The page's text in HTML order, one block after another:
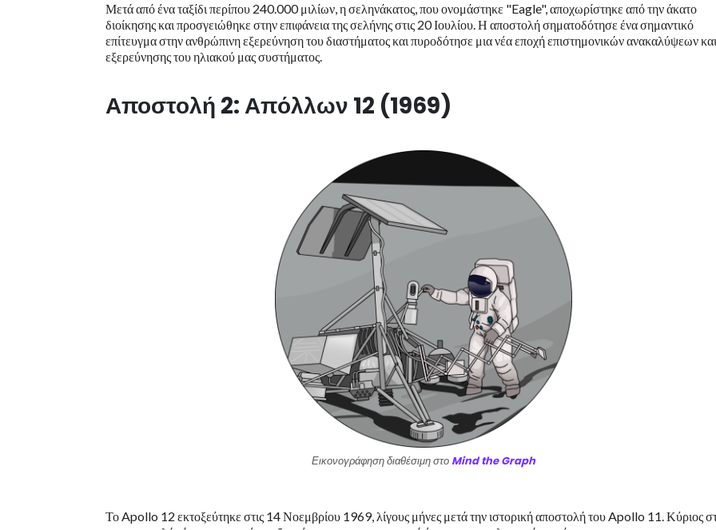
Μετά από ένα ταξίδι περίπου 240.000 μιλίων, η σεληνάκατος, που ονομάστηκε "Eagle", αποχωρίστηκε από την άκατο
διοίκησης και προσγειώθηκε στην επιφάνεια της σελήνης στις 20 Ιουλίου. Η αποστολή σηματοδότησε ένα σημαντικό
επίτευγμα στην ανθρώπινη εξερεύνηση του διαστήματος και πυροδότησε μια νέα εποχή επιστημονικών ανακαλύψεων και
εξερεύνησης του ηλιακού μας συστήματος.
Αποστολή 2: Απόλλων 12 (1969)
Εικονογράφηση διαθέσιμη στο Mind the Graph
Το Apollo 12 εκτοξεύτηκε στις 14 Νοεμβρίου 1969, λίγους μήνες μετά την ιστορική αποστολή του Apollo 11. Κύριος